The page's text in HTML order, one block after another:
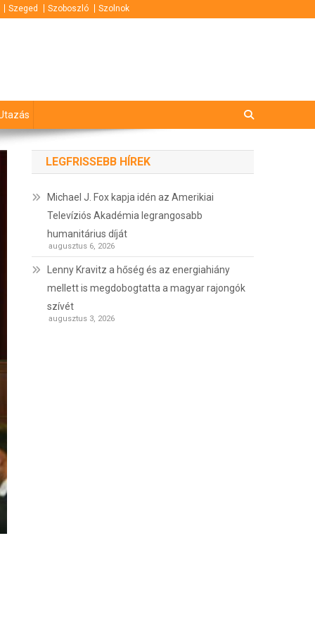
Szeged Szoboszló Szolnok
LEGFRISSEBB HÍREK
Michael J. Fox kapja idén az Amerikiai
Televíziós Akadémia legrangosabb
humanitárius díját
augusztus 6, 2026
Lenny Kravitz a hőség és az energiahiány
mellett is megdobogtatta a magyar rajongók
szívét
augusztus 3, 2026